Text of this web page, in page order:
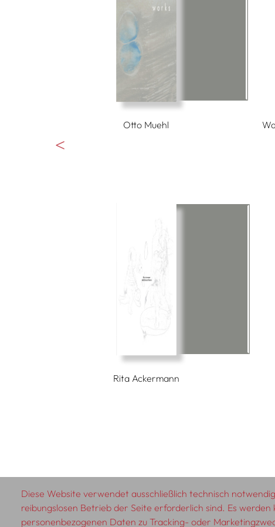
Otto Muehl
Rita Ackermann
Denisa Lehocká
© 2026 SCHLEBRÜGGE.EDITOR
Diese Website verwendet ausschließlich technisch
reibungslosen Betrieb der Seite erforderlich sind. Es werden
personenbezogenen Daten zu Tracking- oder